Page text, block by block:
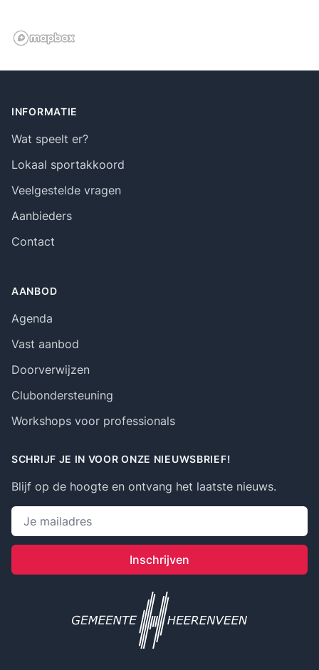
INFORMATIE
Wat speelt er?
Lokaal sportakkoord
Veelgestelde vragen
Aanbieders
Contact
AANBOD
Agenda
Vast aanbod
Doorverwijzen
Clubondersteuning
Workshops voor professionals
SCHRIJF JE IN VOOR ONZE NIEUWSBRIEF!
Blijf op de hoogte en ontvang het laatste nieuws.
Emailadres
Inschrijven